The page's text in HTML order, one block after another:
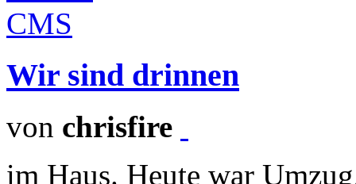
Wir sind drinnen
von chrisfire
im Haus. Heute war